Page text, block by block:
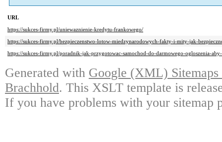
URL
https://sukces-firmy.pl/uniewaznienie-kredytu-frankowego/
https://sukces-firmy.pl/bezpieczenstwo-lotow-miedzynarodowych-fakty-i-mity-jak-
https://sukces-firmy.pl/poradnik-jak-przygotowac-samochod-do-darmowego-ogloszenia-aby-
Generated with Google (XML)
Brachhold. This XSLT template is
If you have problems with your sitemap